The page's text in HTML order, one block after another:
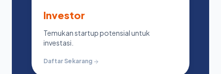
Investor
Temukan startup potensial untuk
investasi.
Daftar Sekarang